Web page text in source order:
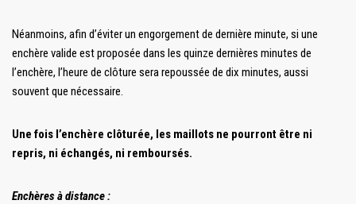
Néanmoins, afin d’éviter un engorgement de dernière minute, si une
enchère valide est proposée dans les quinze dernières minutes de
l’enchère, l’heure de clôture sera repoussée de dix minutes, aussi
souvent que nécessaire.
Une fois l’enchère clôturée, les maillots ne pourront être ni
repris, ni échangés, ni remboursés.
Enchères à distance :